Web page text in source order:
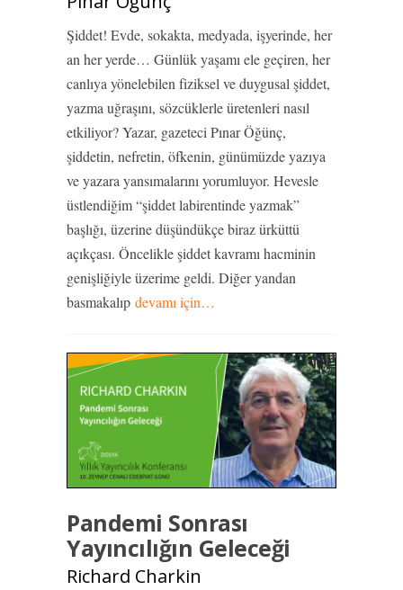
Şiddet! Evde, sokakta, medyada, işyerinde, her
an her yerde… Günlük yaşamı ele geçiren, her
canlıya yönelebilen fiziksel ve duygusal şiddet,
yazma uğraşını, sözcüklerle üretenleri nasıl
etkiliyor? Yazar, gazeteci Pınar Öğünç,
şiddetin, nefretin, öfkenin, günümüzde yazıya
ve yazara yansımalarını yorumluyor. Hevesle
üstlendiğim “şiddet labirentinde yazmak”
başlığı, üzerine düşündükçe biraz ürküttü
açıkçası. Öncelikle şiddet kavramı hacminin
genişliğiyle üzerime geldi. Diğer yandan
basmakalıp devamı için…
Pandemi Sonrası
Yayıncılığın Geleceği
Richard Charkin